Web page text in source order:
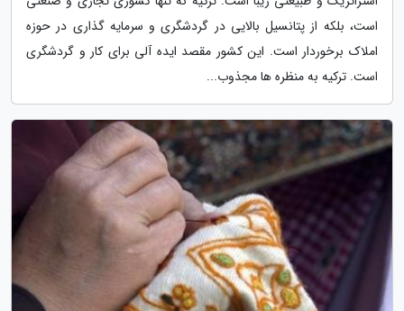
است، بلکه از پتانسیل بالایی در گردشگری و سرمایه گذاری در حوزه
املاک برخوردار است. این کشور مقصد ایده آلی برای کار و گردشگری
است. ترکیه به منظره ها مجذوب...